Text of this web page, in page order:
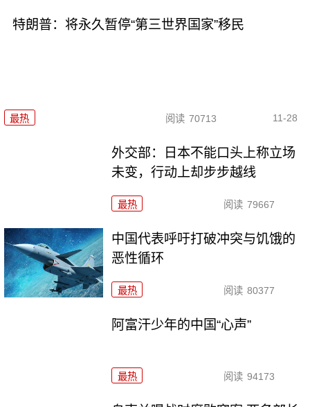
特朗普：将永久暂停“第三世界国家”移民
最热 阅读 70713 11-28
外交部：日本不能口头上称立场
未变，行动上却步步越线
最热 阅读 79667
中国代表呼吁打破冲突与饥饿的
恶性循环
最热 阅读 80377
阿富汗少年的中国“心声”
最热 阅读 94173